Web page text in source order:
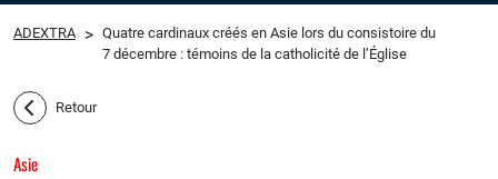
ADEXTRA > Quatre cardinaux créés en Asie lors du consistoire du
7 décembre : témoins de la catholicité de l’Église
Retour
Asie